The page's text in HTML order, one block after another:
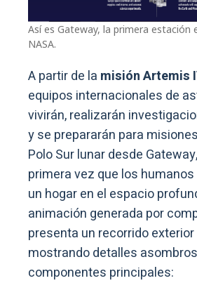
Así es Gateway, la primera estación
NASA.
A partir de la misión Artemis
equipos internacionales de
vivirán, realizarán
y se prepararán para
Polo Sur lunar desde
primera vez que los
un hogar en el espacio
animación generada por
presenta un recorrido
mostrando detalles
componentes principales: